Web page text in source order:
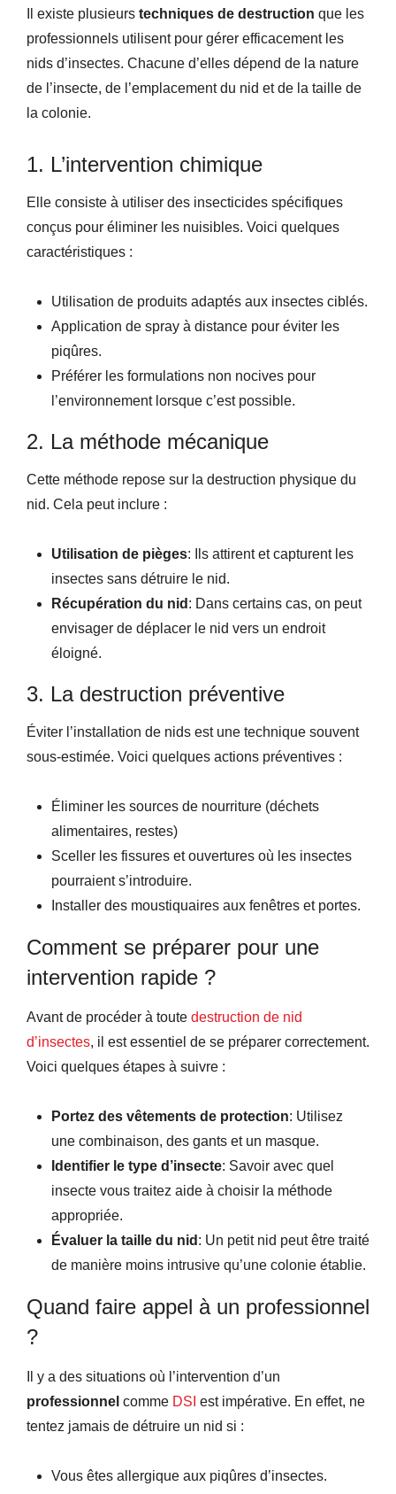
Il existe plusieurs techniques de destruction que les
professionnels utilisent pour gérer efficacement les
nids d’insectes. Chacune d’elles dépend de la nature
de l’insecte, de l’emplacement du nid et de la taille de
la colonie.
1. L’intervention chimique
Elle consiste à utiliser des insecticides spécifiques
conçus pour éliminer les nuisibles. Voici quelques
caractéristiques :
Utilisation de produits adaptés aux insectes ciblés.
Application de spray à distance pour éviter les
piqûres.
Préférer les formulations non nocives pour
l’environnement lorsque c’est possible.
2. La méthode mécanique
Cette méthode repose sur la destruction physique du
nid. Cela peut inclure :
Utilisation de pièges: Ils attirent et capturent les
insectes sans détruire le nid.
Récupération du nid : Dans certains cas, on peut
envisager de déplacer le nid vers un endroit
éloigné.
3. La destruction préventive
Éviter l’installation de nids est une technique souvent
sous-estimée. Voici quelques actions préventives :
Éliminer les sources de nourriture (déchets
alimentaires, restes)
Sceller les fissures et ouvertures où les insectes
pourraient s’introduire.
Installer des moustiquaires aux fenêtres et portes.
Comment se préparer pour une
intervention rapide ?
Avant de procéder à toute destruction de nid
d’insectes, il est essentiel de se préparer correctement.
Voici quelques étapes à suivre :
Portez des vêtements de protection: Utilisez
une combinaison, des gants et un masque.
Identifier le type d’insecte: Savoir avec quel
insecte vous traitez aide à choisir la méthode
appropriée.
Évaluer la taille du nid : Un petit nid peut être traité
de manière moins intrusive qu’une colonie établie.
Quand faire appel à un professionnel
?
Il y a des situations où l’intervention d’un
professionnel comme DSI est impérative. En effet, ne
tentez jamais de détruire un nid si :
Vous êtes allergique aux piqûres d’insectes.